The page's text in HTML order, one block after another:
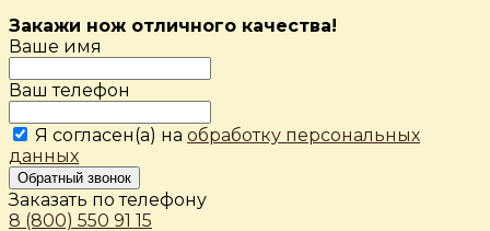
Закажи нож отличного качества!
Ваше имя
Ваш телефон
Я согласен(а) на обработку персональных
данных
Обратный звонок
Заказать по телефону
8 (800) 550 91 15